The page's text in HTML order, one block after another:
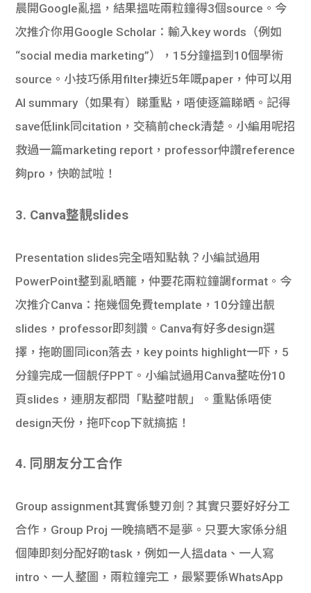
晨開Google亂搵，結果搵咗兩粒鐘得3個source。今
次推介你用Google Scholar：輸入key words（例如
“social media marketing”），15分鐘搵到10個學術
source。小技巧係用filter揀近5年嘅paper，仲可以用
AI summary（如果有）睇重點，唔使逐篇睇晒。記得
save低link同citation，交稿前check清楚。小編用呢招
救過一篇marketing report，professor仲讚reference
夠pro，快啲試啦！
3. Canva整靚slides
Presentation slides完全唔知點執？小編試過用
PowerPoint整到亂晒籠，仲要花兩粒鐘調format。今
次推介Canva：拖幾個免費template，10分鐘出靚
slides，professor即刻讚。Canva有好多design選
擇，拖啲圖同icon落去，key points highlight一吓，5
分鐘完成一個靚仔PPT。小編試過用Canva整咗份10
頁slides，連朋友都問「點整咁靚」。重點係唔使
design天份，拖吓cop下就搞掂！
4. 同朋友分工合作
Group assignment其實係雙刃劍？其實只要好好分工
合作，Group Proj 一晚搞晒不是夢。只要大家係分組
個陣即刻分配好啲task，例如一人搵data、一人寫
intro、一人整圖，兩粒鐘完工，最緊要係WhatsApp